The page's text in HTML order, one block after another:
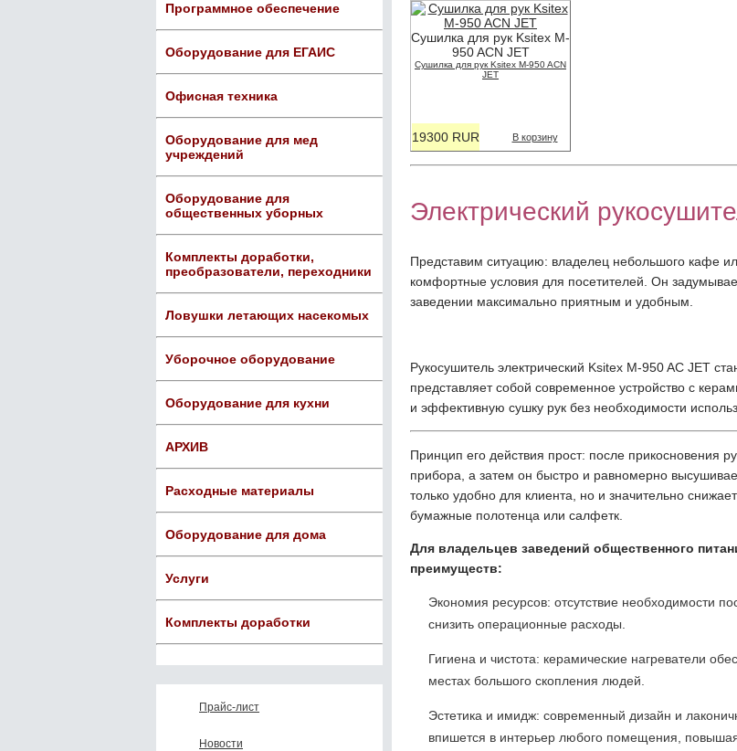
Программное обеспечение
Оборудование для ЕГАИС
Офисная техника
Оборудование для мед
учреждений
Оборудование для
общественных уборных
Комплекты доработки,
преобразователи, переходники
Ловушки летающих насекомых
Уборочное оборудование
Оборудование для кухни
АРХИВ
Расходные материалы
Оборудование для дома
Услуги
Комплекты доработки
Прайс-лист
Новости
Сушилка для рук Ksitex M-
950 ACN JET
Сушилка для рук Ksitex M-950 ACN
JET
19300 RUR В корзину
Электрический
Представим ситуацию: владелец небольшого кафе
комфортные условия для посетителей. Он
заведении максимально приятным и удобным.
Рукосушитель электрический Ksitex M-950 AC JET
представляет собой современное устройство с
и эффективную сушку рук без необходимости
Принцип его действия прост: после прикосновения
прибора, а затем он быстро и равномерно
только удобно для клиента, но и значительно
бумажные полотенца или салфетк.
Для владельцев заведений общественного
преимуществ:
Экономия ресурсов: отсутствие необходимости
снизить операционные расходы.
Гигиена и чистота: керамические нагреватели
местах большого скопления людей.
Эстетика и имидж: современный дизайн и
впишется в интерьер любого помещения,